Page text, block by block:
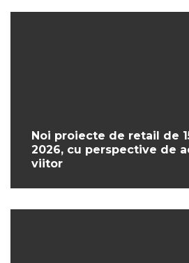
Noi proiecte de retail de
2026, cu perspective de
viitor